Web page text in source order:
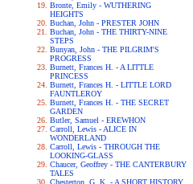
Bronte, Emily - WUTHERING
HEIGHTS
Buchan, John - PRESTER JOHN
Buchan, John - THE THIRTY-NINE
STEPS
Bunyan, John - THE PILGRIM'S
PROGRESS
Burnett, Frances H. - A LITTLE
PRINCESS
Burnett, Frances H. - LITTLE LORD
FAUNTLEROY
Burnett, Frances H. - THE SECRET
GARDEN
Butler, Samuel - EREWHON
Carroll, Lewis - ALICE IN
WONDERLAND
Carroll, Lewis - THROUGH THE
LOOKING-GLASS
Chaucer, Geoffrey - THE CANTERBURY
TALES
Chesterton, G. K. - A SHORT HISTORY